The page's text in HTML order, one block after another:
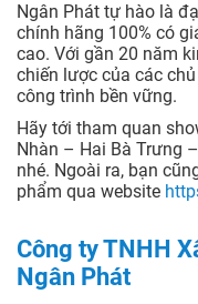
Ngân Phát tự hào là
chính hãng 100% có
cao. Với gần 20 năm
chiến lược của các
công trình bền vững.
Hãy tới tham quan
Nhàn – Hai Bà Trưng
nhé. Ngoài ra, bạn
phẩm qua website
Công ty TNHH
Ngân Phát